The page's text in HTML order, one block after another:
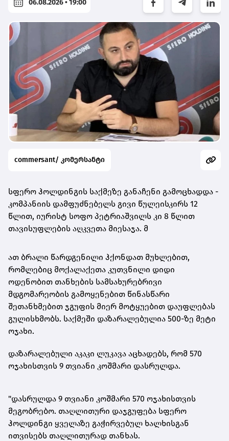
06.08.2026 • 19:00
commersant/ კომერსანტი
სფერო ჰოლდინგის საქმეზე განაჩენი გამოცხადდა -
კომპანიის დამფუძნებელს გივი წულეისკირს 12
წლით, იურისტ სოფო პეტრიაშვილს კი 8 წლით
თავისუფლების აღკვეთა მიესაჯა. მ
ათ ბრალი წარდგენილი ჰქონდათ მუხლებით,
რომლებიც მოქალაქეთა კუთვნილი დიდი
ოდენობით თანხების სამსახურებრივი
მდგომარეობის გამოყენებით წინასწარი
შეთანხმებით ჯგუფის მიერ მოტყუებით დაუფლებას
გულისხმობს. საქმეში დაზარალებულია 500-ზე მეტი
ოჯახი.
დაზარალებული აკაკი ლუკავა აცხადებს, რომ 570
ოჯახისთვის 9 თვიანი კოშმარი დასრულდა.
"დასრულდა 9 თვიანი კოშმარი 570 ოჯახისთვის
მეგობრებო. თაღლითური დაჯგუფება სფერო
ჰოლდინგი ყველაზე გაჭირვებულ ხალხისგან
ითვისებს თაღლითურად თანხას.